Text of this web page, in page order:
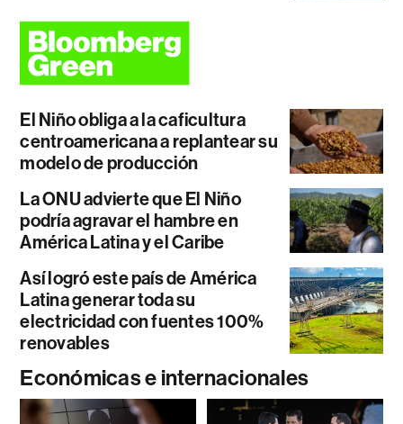
El Niño obliga a la caficultura
centroamericana a replantear su
modelo de producción
La ONU advierte que El Niño
podría agravar el hambre en
América Latina y el Caribe
Así logró este país de América
Latina generar toda su
electricidad con fuentes 100%
renovables
Económicas e internacionales